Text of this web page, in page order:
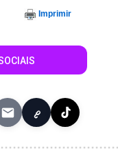
Imprimir